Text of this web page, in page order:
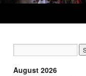
August 2026